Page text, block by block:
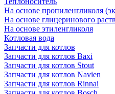
На основе пропиленгликоля
На основе глицеринового
На основе этиленгликоля
Котловая вода
Запчасти для котлов
Запчасти для котлов Baxi
Запчасти для котлов Stout
Запчасти для котлов Navien
Запчасти для котлов Rinnai